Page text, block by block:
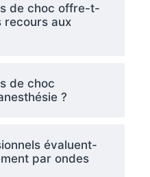
de choc offre-t-
recours aux
de choc
?
évaluent-
par ondes